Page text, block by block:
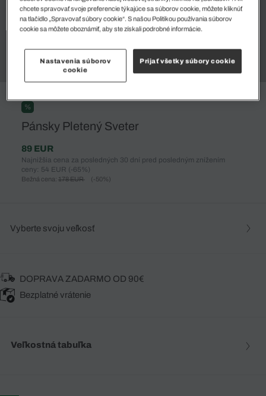
%
Pánsky Pletený Sveter
89 EUR
Najnižšia cena za posledných 30 dní pred posledným znížením
ceny: 54 EUR (-65%)
Bežná cena: 178 EUR (-50%)
Vyberte svoju veľkosť
DOPRAVA ZADARMO OD 90€
Bezplatné vrátenie
Veľkostná tabuľka
chcete spravovať svoje preferencie týkajúce sa súborov cookie, môžete kliknúť
na tlačidlo „Spravovať súbory cookie“. S našou Politikou používania súborov
cookie sa môžete oboznámiť, aby ste získali podrobné informácie.
Nastavenia súborov
cookie
Prijať všetky súbory cookie